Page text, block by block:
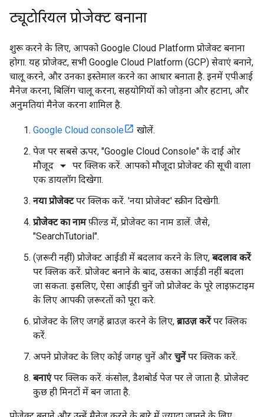
ट्यूटोरियल प्रोजेक्ट बनाना
शुरू करने के लिए, आपको Google Cloud Platform प्रोजेक्ट बनाना
होगा. यह प्रोजेक्ट, सभी Google Cloud Platform (GCP) सेवाएं बनाने,
चालू करने, और उनका इस्तेमाल करने का आधार बनाता है. इनमें एपीआई
मैनेज करना, बिलिंग चालू करना, सहयोगियों को जोड़ना और हटाना, और
अनुमतियां मैनेज करना शामिल है.
Google Cloud console
खोलें.
पेज पर सबसे ऊपर, "Google Cloud Console" के दाईं ओर
मौजूद arrow_drop_down पर क्लिक करें. आपको मौजूदा प्रोजेक्ट की सूची वाला
एक डायलॉग दिखेगा.
नया प्रोजेक्टपर क्लिक करें. 'नया प्रोजेक्ट' स्क्रीन दिखेगी.
प्रोजेक्ट का नामफ़ील्ड में, प्रोजेक्ट का नाम डालें. जैसे,
"SearchTutorial".
(ज़रूरी नहीं) प्रोजेक्ट आईडी में बदलाव करने के लिए, बदलाव करें
पर क्लिक करें. प्रोजेक्ट बनाने के बाद, उसका आईडी नहीं बदला
जा सकता. इसलिए, ऐसा आईडी चुनें जो प्रोजेक्ट के पूरे लाइफ़टाइम
के लिए आपकी ज़रूरतों को पूरा करे.
प्रोजेक्ट के लिए जगहें ब्राउज़ करने के लिए, ब्राउज़ करेंपर क्लिक
करें.
अपने प्रोजेक्ट के लिए कोई जगह चुनें और चुनेंपर क्लिक करें.
बनाएंपर क्लिक करें. कंसोल, डैशबोर्ड पेज पर ले जाता है. प्रोजेक्ट
कुछ ही मिनटों में बन जाता है.